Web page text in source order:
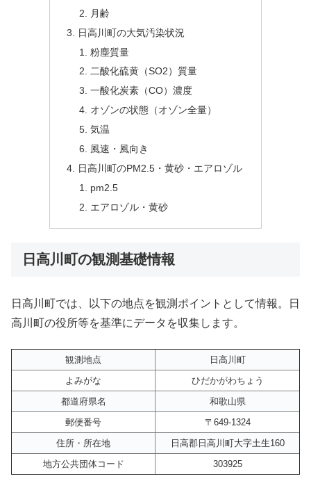
月齢
日高川町の大気汚染状況
粉塵質量
二酸化硫黄（SO2）質量
一酸化炭素（CO）濃度
オゾンの状態（オゾン全量）
気温
風速・風向き
日高川町のPM2.5・黄砂・エアロゾル
pm2.5
エアロゾル・黄砂
日高川町の観測基礎情報
日高川町では、以下の地点を観測ポイントとして情報。日
高川町の役所等を基準にデータを収集します。
観測地点
日高川町
よみがな
ひだかがわちょう
都道府県名
和歌山県
郵便番号
〒649-1324
住所・所在地
日高郡日高川町大字土生160
地方公共団体コード
303925